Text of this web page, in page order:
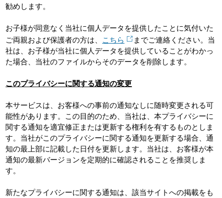
勧めします。
お子様が同意なく当社に個人データを提供したことに気付いた
ご両親および保護者の方は、
こちら
までご連絡ください。当
社は、お子様が当社に個人データを提供していることがわかっ
た場合、当社のファイルからそのデータを削除します。
このプライバシーに関する通知の変更
本サービスは、お客様への事前の通知なしに随時変更される可
能性があります。この目的のため、当社は、本プライバシーに
関する通知を適宜修正または更新する権利を有するものとしま
す。当社がこのプライバシーに関する通知を更新する場合、通
知の最上部に記載した日付を更新します。当社は、お客様が本
通知の最新バージョンを定期的に確認されることを推奨しま
す。
新たなプライバシーに関する通知は、該当サイトへの掲載をも